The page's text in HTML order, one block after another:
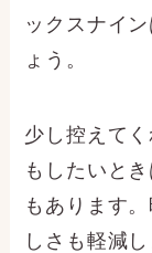
ックスナイ
ょう。
少し控えて
もしたいと
もあります
しさも軽減し